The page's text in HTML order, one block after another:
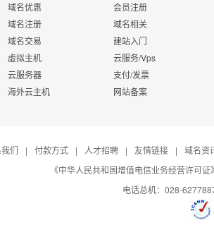
域名优惠
域名注册
域名交易
虚拟主机
云服务器
海外云主机
会员注册
域名相关
建站入门
云服务/Vps
支付/发票
网站备案
们 | 付款方式 | 人才招聘 | 友情链接 |
域名资
《中华人民共和国增值电信业务经营许可
电话总机：028-